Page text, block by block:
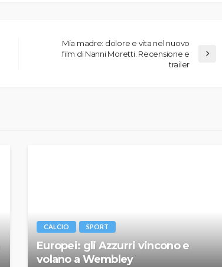
Mia madre: dolore e vita nel nuovo
film di Nanni Moretti. Recensione e
trailer
CALCIO SPORT
Europei: gli Azzurri vincono e
volano a Wembley